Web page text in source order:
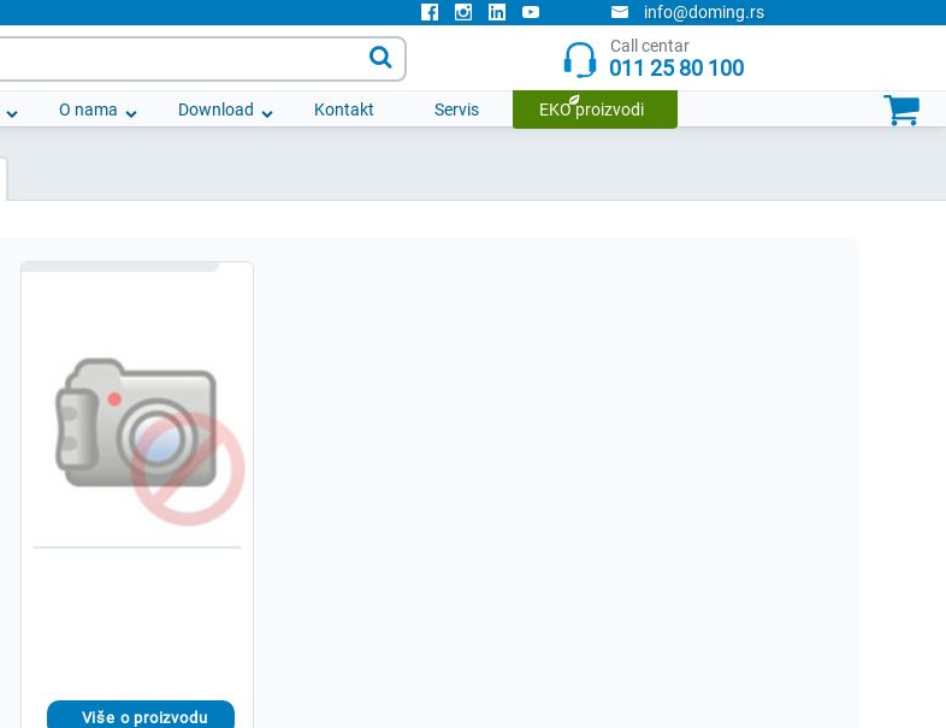
info@doming.rs
Call centar
011 25 80 100
O nama Download Kontakt Servis EKO proizvodi


Doming narudzbenica
Trenutno nemate ni jedan proizvod u listi.